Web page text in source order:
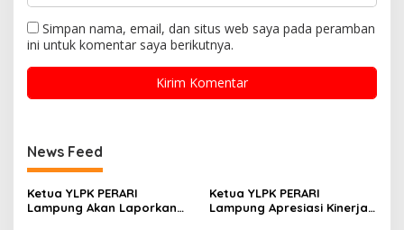
Simpan nama, email, dan situs web saya pada peramban
ini untuk komentar saya berikutnya.
News Feed
Ketua YLPK PERARI
Lampung Akan Laporkan
Ketua YLPK PERARI
Lampung Apresiasi Kinerja